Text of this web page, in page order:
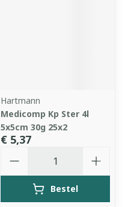
Hartmann
Medicomp Kp Ster 4l
5x5cm 30g 25x2
€ 5,37
Bestel